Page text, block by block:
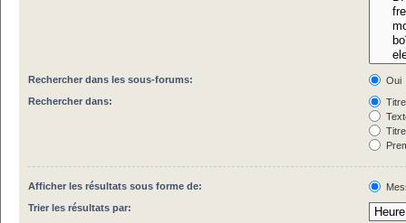
Rechercher dans les sous-forums:
Oui
Rechercher dans:
Afficher les résultats sous forme de:
Trier les résultats par: